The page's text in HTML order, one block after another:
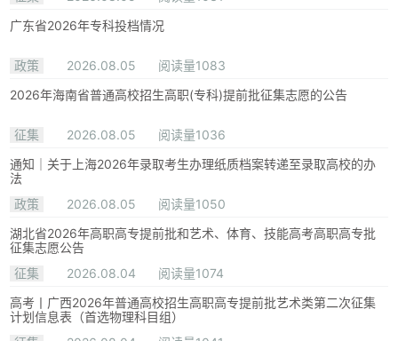
广东省2026年专科投档情况
政策 2026.08.05
阅读量1083
2026年海南省普通高校招生高职(专科)提前批征集志愿的公告
征集 2026.08.05
阅读量1036
通知｜关于上海2026年录取考生办理纸质档案转递至录取高校的办
法
政策
2026.08.05
阅读量1050
湖北省2026年高职高专提前批和艺术、体育、技能高考高职高专批
征集志愿公告
征集
2026.08.04
阅读量1074
高考丨广西2026年普通高校招生高职高专提前批艺术类第二次征集
计划信息表（首选物理科目组）